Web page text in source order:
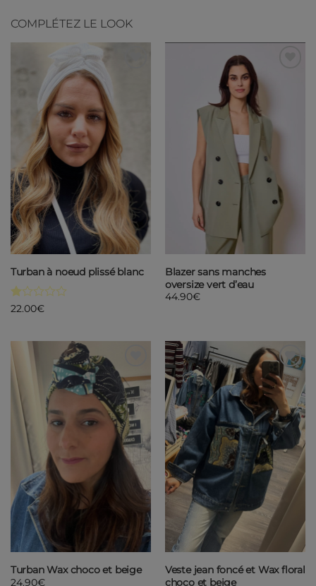
COMPLÉTEZ LE LOOK
Turban à noeud plissé blanc
Note
5
22.00€
Blazer sans manches
oversize vert d’eau
44.90€
Ajouter
à ma
liste de
souhaits
Turban Wax choco et beige
24.90€
Ajouter
à ma
liste de
souhaits
Veste jean foncé et Wax floral
choco et beige